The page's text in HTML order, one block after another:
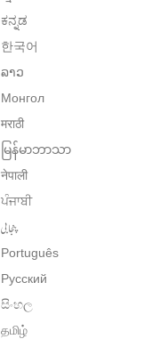
ಕನ್ನಡ
한국어
ລາວ
Монгол
मराठी
မြန်မာဘာသာ
नेपाली
ਪੰਜਾਬੀ
پنجابی
Português
Русский
සිංහල
தமிழ்